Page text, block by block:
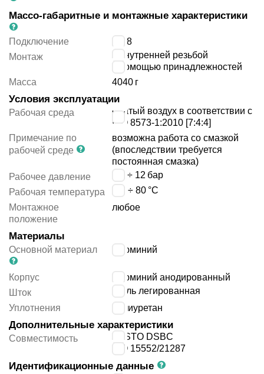
Массо-габаритные и монтажные характеристики
Подключение
G3/8
Монтаж
с внутренней резьбой
с помощью принадлежностей
Масса
4040 г
Условия эксплуатации
Рабочая среда
сжатый воздух в соответствии с
ISO 8573-1:2010 [7:4:4]
Примечание по
рабочей среде
возможна работа со смазкой
(впоследствии требуется
постоянная смазка)
Рабочее давление
0.4 ÷ 12 бар
Рабочая температура
-20 ÷ 80 °C
Монтажное
положение
любое
Материалы
Основной материал алюминий
Корпус
алюминий анодированный
Шток
сталь легированная
Уплотнения
полиуретан
Дополнительные характеристики
Совместимость
FESTO DSBC
ISO 15552/21287
Идентификационные данные